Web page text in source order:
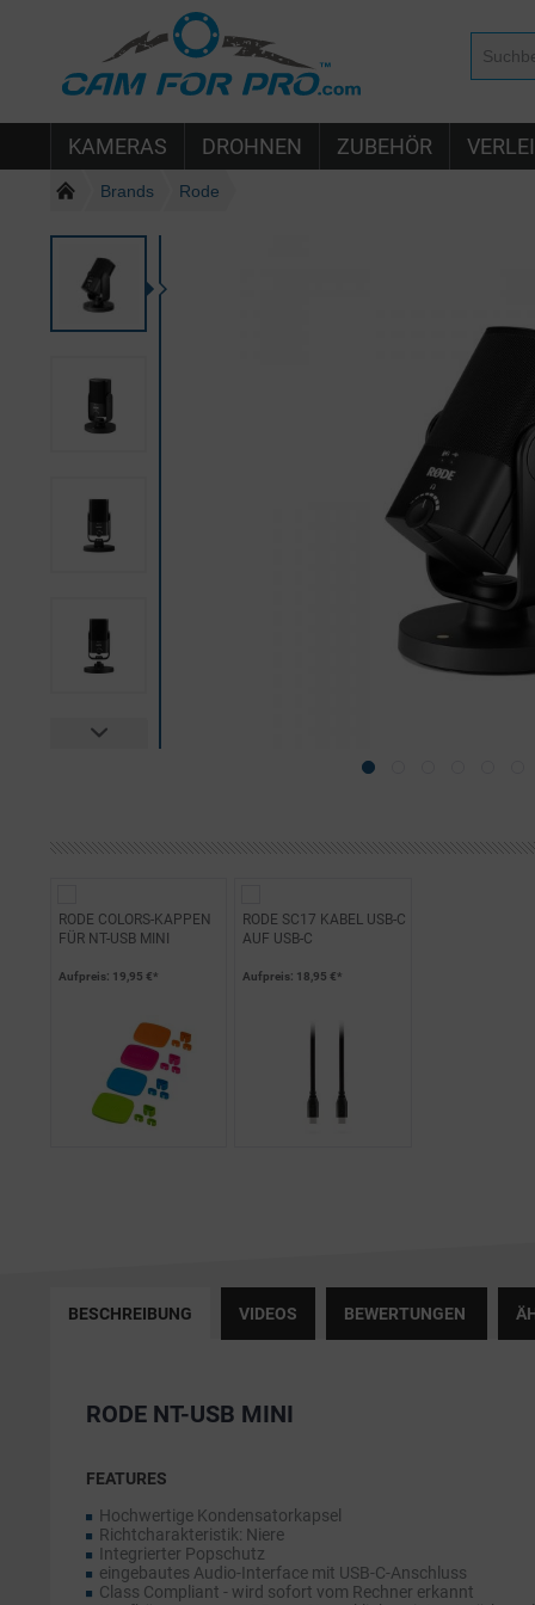
KAMERAS DROHNEN ZUBEHÖR
Brands Rode
RODE COLORS-KAPPEN
FÜR NT-USB MINI
Aufpreis: 19,95 €*
RODE SC17 KABEL USB-C
AUF USB-C
Aufpreis: 18,95 €*
BESCHREIBUNG VIDEOS BEWERTUNGEN
RODE NT-USB MINI
FEATURES
Hochwertige Kondensatorkapsel
Richtcharakteristik: Niere
Integrierter Popschutz
eingebautes Audio-Interface mit USB-C-Anschluss
Class Compliant - wird sofort vom Rechner erkannt